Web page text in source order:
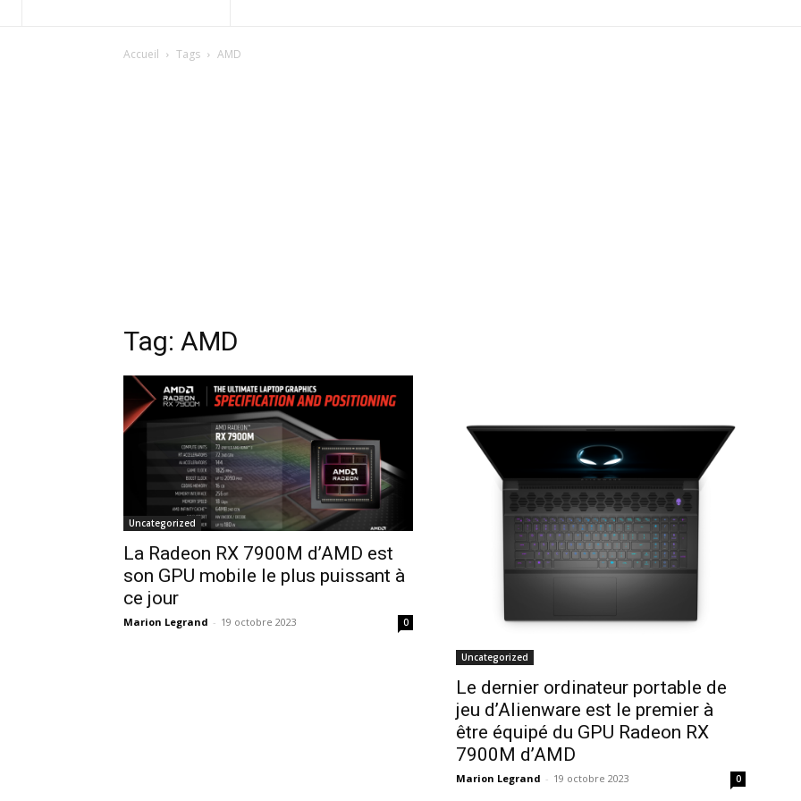
Accueil Tags AMD
Tag: AMD
Uncategorized
La Radeon RX 7900M d’AMD est
son GPU mobile le plus puissant à
ce jour
Marion Legrand - 19 octobre 2023 0
Uncategorized
Le dernier ordinateur portable de
jeu d’Alienware est le premier à
être équipé du GPU Radeon RX
7900M d’AMD
Marion Legrand - 19 octobre 2023 0